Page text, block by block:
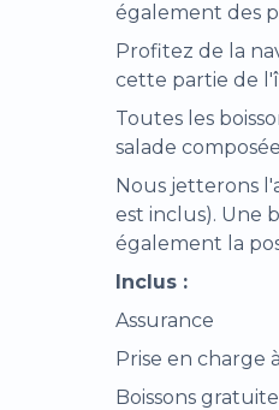
également des
Profitez de la
cette partie de
Toutes les
salade
Nous jetterons
est inclus). Une
également la
Inclus :
Assurance
Prise en charge
Boissons